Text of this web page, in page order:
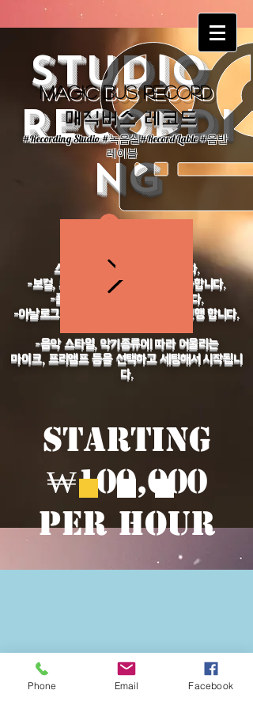
Magic Bus Record
매직버스 레코드
#Recording Studio #녹음실#Record Lable #음반
레이블
Log In
Studio
Recordi
ng
스튜디오 렌탈 가격 안내 입니다.
-보컬, 또는 악기만 따로 녹음이 가능합니다.
-풀 밴드 동시 녹음도 가능합니다.
-아날로그 악기로 사운드를 만들면서 진행 합니다.
-음악 스타일, 악기종류에 따라 어울리는
마이크, 프리앰프 등을 선택하고 세팅해서 시작됩니
다.
starting
₩100,000
per Hour
Phone Email Facebook